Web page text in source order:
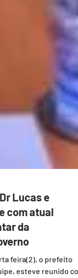
Lucas e
com atual
da
feira(2), o prefeito